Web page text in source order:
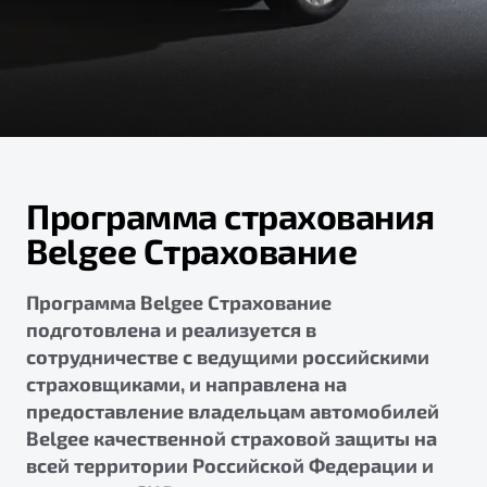
S50
Элегантный и практичный седан
Расчет КАСКО
Узнайте о специальных выгодах при покупке
Belgee Клуб
Реферальная программа
Клиентская поддержка
Помощь на дорогах
Программа страхования
Belgee Страхование
Программа Belgee Страхование
подготовлена и реализуется в
сотрудничестве с ведущими российскими
страховщиками, и направлена на
предоставление владельцам автомобилей
Belgee качественной страховой защиты на
всей территории Российской Федерации и